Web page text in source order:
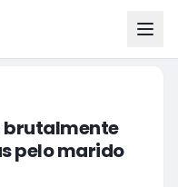
brutalmente
pelo marido